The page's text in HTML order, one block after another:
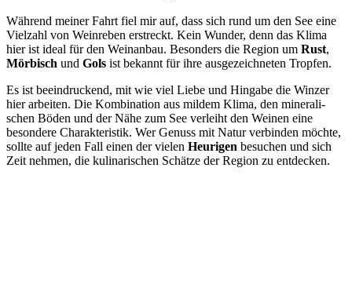
Wäh­rend mei­ner Fahrt fiel mir auf, dass sich rund um den See eine
Viel­zahl von Wein­re­ben erstreckt. Kein Wun­der, denn das Kli­ma
hier ist ide­al für den Wein­an­bau. Beson­ders die Regi­on um Rust,
Mör­bisch und Gols ist bekannt für ihre aus­ge­zeich­ne­ten Tropfen.
Es ist beein­dru­ckend, mit wie viel Lie­be und Hin­ga­be die Win­zer
hier arbei­ten. Die Kom­bi­na­ti­on aus mil­dem Kli­ma, den mine­ra­li­
schen Böden und der Nähe zum See ver­leiht den Wei­nen eine
beson­de­re Cha­rak­te­ris­tik. Wer Genuss mit Natur ver­bin­den möch­te,
soll­te auf jeden Fall einen der vie­len Heu­ri­gen besu­chen und sich
Zeit neh­men, die kuli­na­ri­schen Schät­ze der Regi­on zu entdecken.